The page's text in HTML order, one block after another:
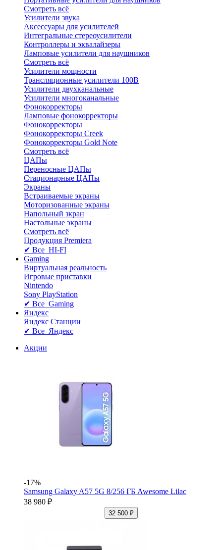
Смотреть всё
Усилители звука
Аксессуары для усилителей
Интегральные стереоусилители
Контроллеры и эквалайзеры
Ламповые усилители для наушников
Смотреть всё
Усилители мощности
Трансляционные усилители 100В
Усилители двухканальные
Усилители многоканальные
Фонокорректоры
Ламповые фонокорректоры
Фонокорректоры
Фонокорректоры Creek
Фонокорректоры Gold Note
Смотреть всё
ЦАПы
Переносные ЦАПы
Стационарные ЦАПы
Экраны
Встраиваемые экраны
Моторизованные экраны
Напольный зкран
Настольные экраны
Смотреть всё
Продукция Premiera
✔ Все HI-FI
Gaming
Виртуальная реальность
Игровые приставки
Nintendo
Sony PlayStation
✔ Все Gaming
Яндекс
Яндекс Станции
✔ Все Яндекс
Акции
-17%
Samsung Galaxy A57 5G 8/256 ГБ Awesome Lilac
38 980 ₽
32 500 ₽